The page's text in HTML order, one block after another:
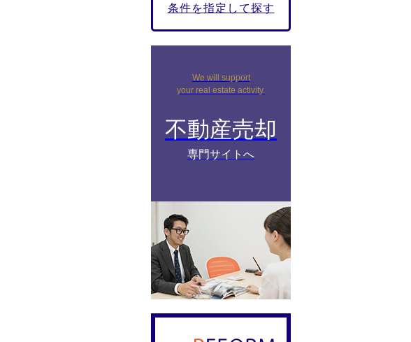
条件を指定して探す
We will support
your real estate activity.
不動産売却
専門サイトへ